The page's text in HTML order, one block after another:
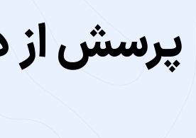
پرسش از